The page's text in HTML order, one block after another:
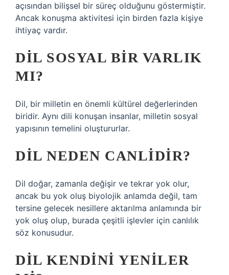
açısından bilişsel bir süreç olduğunu göstermiştir.
Ancak konuşma aktivitesi için birden fazla kişiye
ihtiyaç vardır.
DIL SOSYAL BIR VARLIK
MI?
Dil, bir milletin en önemli kültürel değerlerinden
biridir. Aynı dili konuşan insanlar, milletin sosyal
yapısının temelini oluştururlar.
DIL NEDEN CANLIDIR?
Dil doğar, zamanla değişir ve tekrar yok olur,
ancak bu yok oluş biyolojik anlamda değil, tam
tersine gelecek nesillere aktarılma anlamında bir
yok oluş olup, burada çeşitli işlevler için canlılık
söz konusudur.
DIL KENDINI YENILER